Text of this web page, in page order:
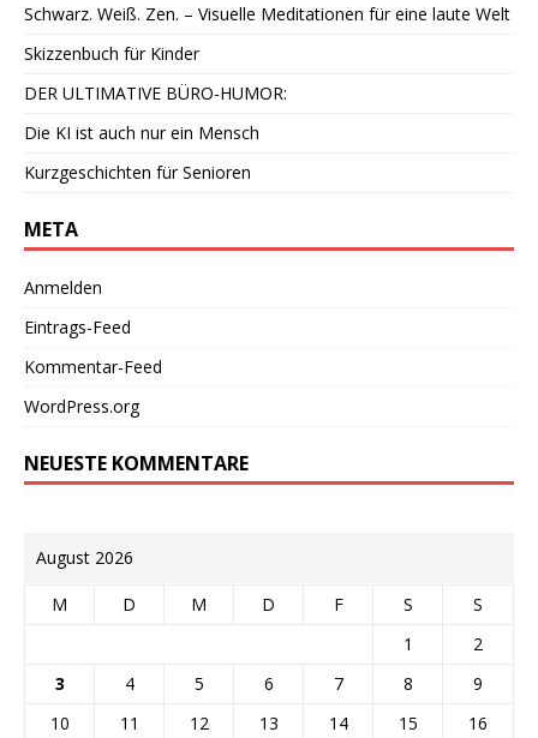
Schwarz. Weiß. Zen. – Visuelle Meditationen für eine laute Welt
Skizzenbuch für Kinder
DER ULTIMATIVE BÜRO-HUMOR:
Die KI ist auch nur ein Mensch
Kurzgeschichten für Senioren
META
Anmelden
Eintrags-Feed
Kommentar-Feed
WordPress.org
NEUESTE KOMMENTARE
August 2026
M D M D F S
S
1
2
3
4 5 6 7 8
9
10
11 12 13 14 15
16